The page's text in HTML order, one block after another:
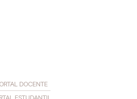
DOCENTE
ESTUDANTIL